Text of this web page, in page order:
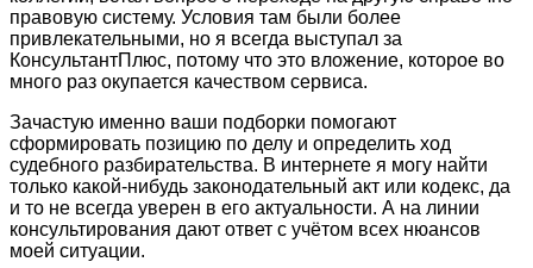
правовую систему. Условия там были более
привлекательными, но я всегда выступал за
КонсультантПлюс, потому что это вложение, которое во
много раз окупается качеством сервиса.
Зачастую именно ваши подборки помогают
сформировать позицию по делу и определить ход
судебного разбирательства. В интернете я могу найти
только какой-нибудь законодательный акт или кодекс, да
и то не всегда уверен в его актуальности. А на линии
консультирования дают ответ с учётом всех нюансов
моей ситуации.